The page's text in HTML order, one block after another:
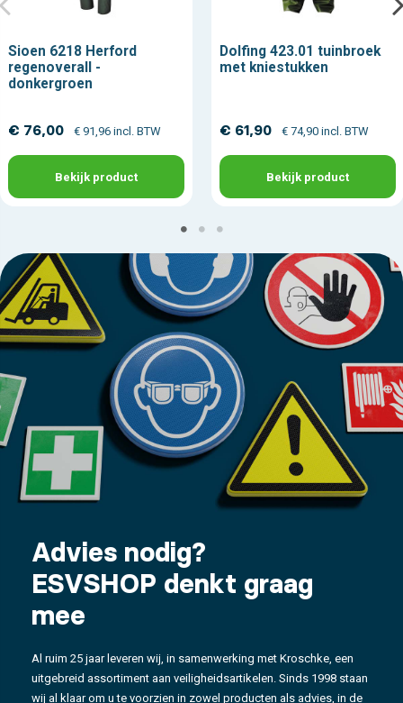
Sioen 6218 Herford
regenoverall -
donkergroen
€ 76,00 € 91,96 incl. BTW
Bekijk product
Dolfing 423.01 tuinbroek
met kniestukken
€ 61,90 € 74,90 incl. BTW
Bekijk product
Advies nodig?
ESVSHOP denkt graag
mee
Al ruim 25 jaar leveren wij, in samenwerking met Kroschke, een
uitgebreid assortiment aan veiligheidsartikelen. Sinds 1998 staan
wij al klaar om u te voorzien in zowel producten als advies, in de